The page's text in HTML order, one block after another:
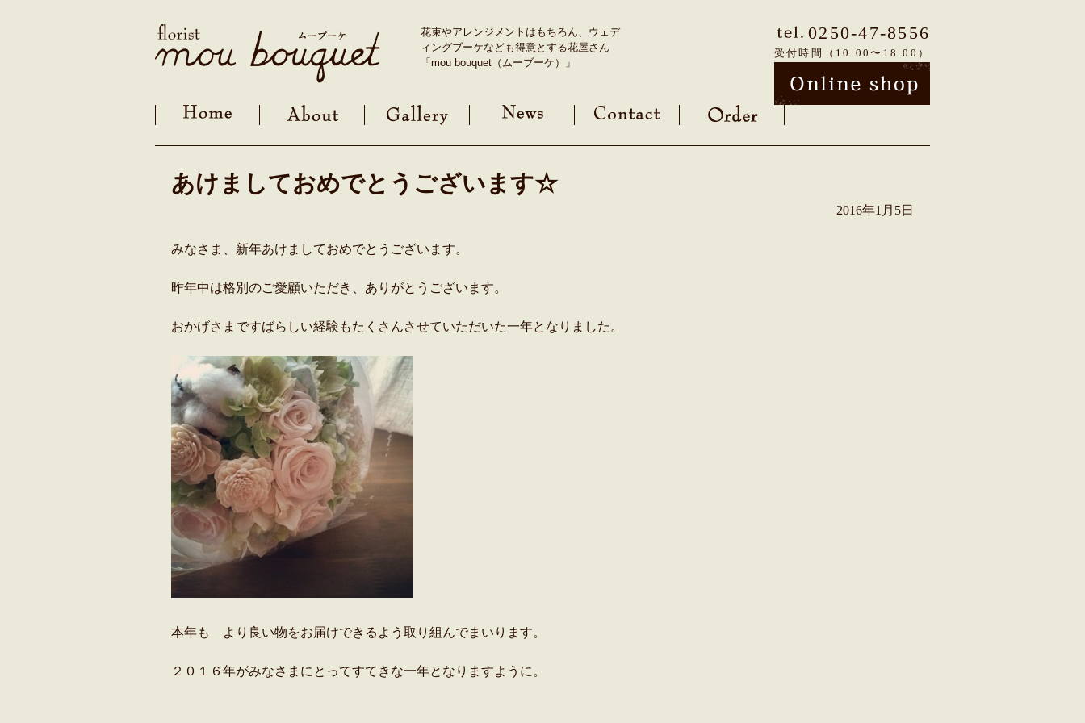
Skip
to
花束やアレンジメントはもちろん、ウェデ
ィングブーケなども得意とする花屋さん
「mou bouquet（ムーブーケ）」
0250-47-8556
受付時間（10:00〜18:00）
あけましておめでとうございます☆
2016年1月5日
みなさま、新年あけましておめでとうございます。
昨年中は格別のご愛顧いただき、ありがとうございます。
おかげさまですばらしい経験もたくさんさせていただいた一年となりました。
本年も より良い物をお届けできるよう取り組んでまいります。
２０１６年がみなさまにとってすてきな一年となりますように。